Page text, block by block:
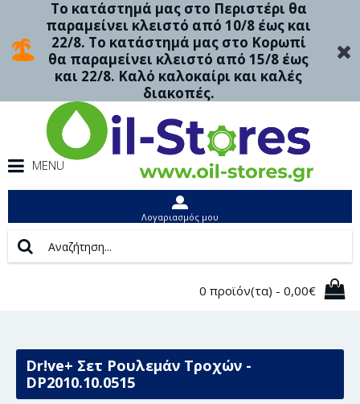
Το κατάστημά μας στο Περιστέρι θα
παραμείνει κλειστό από 10/8 έως και
22/8. Το κατάστημά μας στο Κορωπί
θα παραμείνει κλειστό από 15/8 έως
και 22/8. Καλό καλοκαίρι και καλές
διακοπές.
MENU
Λογαριασμός μου
0 προϊόν(τα) - 0,00€
Dr!ve+ Σετ Ρουλεμάν Τροχών -
DP2010.10.0515